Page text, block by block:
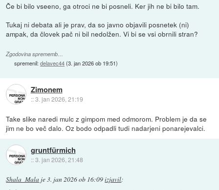
Če bi bilo vseeno, ga otroci ne bi posneli. Ker jih ne bi bilo tam.
Tukaj ni debata ali je prav, da so javno objavili posnetek (ni)
ampak, da človek pač ni bil nedolžen. Vi bi se vsi obrnili stran?
Zgodovina sprememb…
spremenil:delavec44(3. jan 2026 ob 19:51)
Zimonem
::3. jan 2026, 21:19
Take slike naredi mulc z gimpom med odmorom. Problem je da se
jim ne bo več dalo. Oz bodo odpadli tudi nadarjeni ponarejevalci.
gruntfürmich
::3. jan 2026, 21:48
Shala_Mala je3. jan 2026 ob 16:09izjavil: